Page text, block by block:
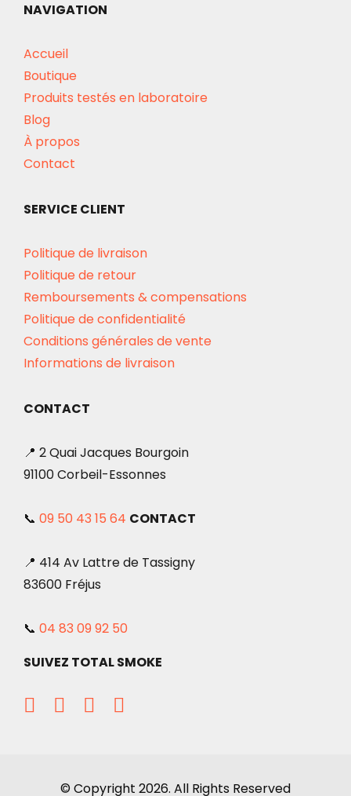
NAVIGATION
Accueil
Boutique
Produits testés en laboratoire
Blog
À propos
Contact
SERVICE CLIENT
Politique de livraison
Politique de retour
Remboursements & compensations
Politique de confidentialité
Conditions générales de vente
Informations de livraison
CONTACT
📍 2 Quai Jacques Bourgoin
91100 Corbeil-Essonnes
📞 09 50 43 15 64 CONTACT
📍 414 Av Lattre de Tassigny
83600 Fréjus
📞 04 83 09 92 50
SUIVEZ TOTAL SMOKE
© Copyright 2026. All Rights Reserved